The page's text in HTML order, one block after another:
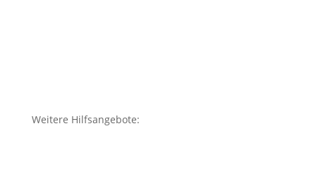
Weitere Hilfsangebote: